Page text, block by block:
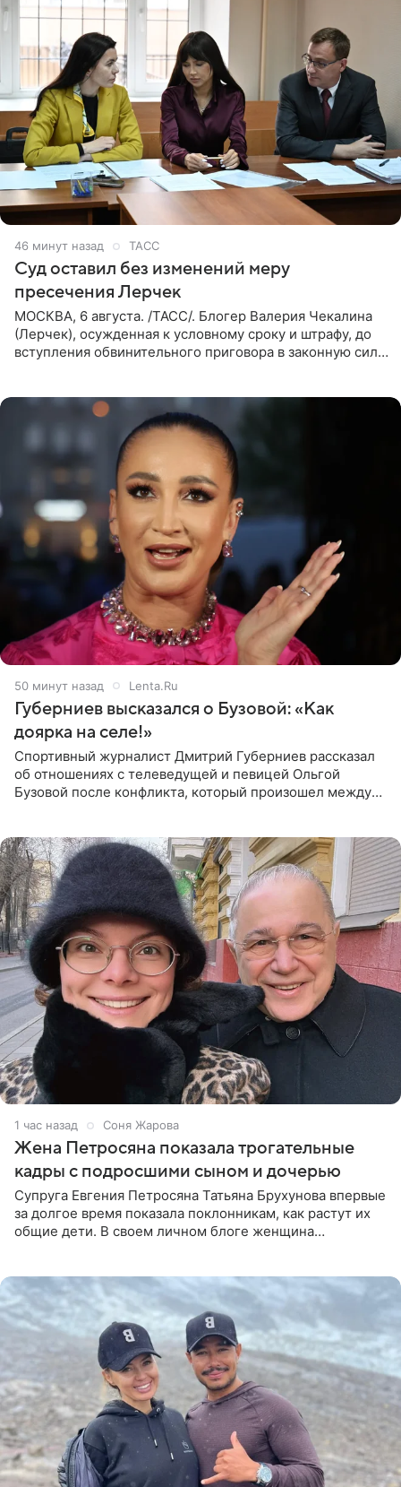
46 минут назад ТАСС
Суд оставил без изменений меру
пресечения Лерчек
МОСКВА, 6 августа. /ТАСС/. Блогер Валерия Чекалина
(Лерчек), осужденная к условному сроку и штрафу, до
вступления обвинительного приговора в законную силу
50 минут назад Lenta.Ru
Губерниев высказался о Бузовой: «Как
доярка на селе!»
Спортивный журналист Дмитрий Губерниев рассказал
об отношениях с телеведущей и певицей Ольгой
Бузовой после конфликта, который произошел между
1 час назад Соня Жарова
Жена Петросяна показала трогательные
кадры с подросшими сыном и дочерью
Супруга Евгения Петросяна Татьяна Брухунова впервые
за долгое время показала поклонникам, как растут их
общие дети. В своем личном блоге женщина